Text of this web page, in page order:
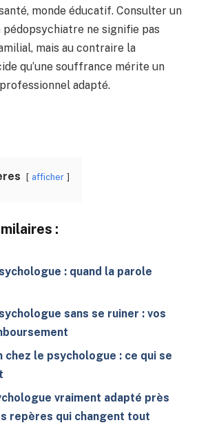
monde éducatif. Consulter un
pédopsychiatre ne signifie pas
mais au contraire la
qu’une souffrance mérite un
adapté.
afficher
:
: quand la parole
sans se ruiner : vos
chez le psychologue : ce qui se
vraiment adapté près
repères qui changent tout